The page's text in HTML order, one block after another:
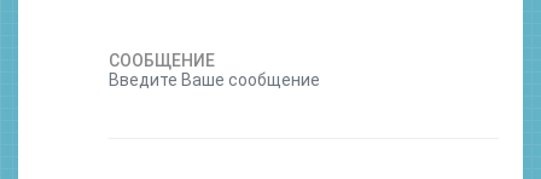
СООБЩЕНИЕ